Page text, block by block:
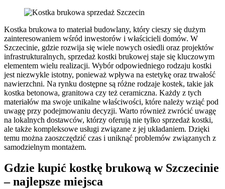
Kostka brukowa to materiał budowlany, który cieszy się dużym
zainteresowaniem wśród inwestorów i właścicieli domów. W
Szczecinie, gdzie rozwija się wiele nowych osiedli oraz projektów
infrastrukturalnych, sprzedaż kostki brukowej staje się kluczowym
elementem wielu realizacji. Wybór odpowiedniego rodzaju kostki
jest niezwykle istotny, ponieważ wpływa na estetykę oraz trwałość
nawierzchni. Na rynku dostępne są różne rodzaje kostek, takie jak
kostka betonowa, granitowa czy też ceramiczna. Każdy z tych
materiałów ma swoje unikalne właściwości, które należy wziąć pod
uwagę przy podejmowaniu decyzji. Warto również zwrócić uwagę
na lokalnych dostawców, którzy oferują nie tylko sprzedaż kostki,
ale także kompleksowe usługi związane z jej układaniem. Dzięki
temu można zaoszczędzić czas i uniknąć problemów związanych z
samodzielnym montażem.
Gdzie kupić kostkę brukową w Szczecinie
– najlepsze miejsca